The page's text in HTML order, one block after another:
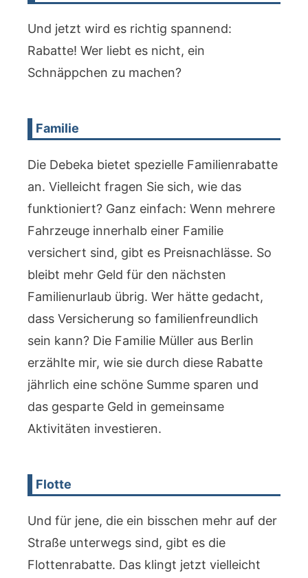
Und jetzt wird es richtig spannend:
Rabatte! Wer liebt es nicht, ein
Schnäppchen zu machen?
Familie
Die Debeka bietet spezielle Familienrabatte
an. Vielleicht fragen Sie sich, wie das
funktioniert? Ganz einfach: Wenn mehrere
Fahrzeuge innerhalb einer Familie
versichert sind, gibt es Preisnachlässe. So
bleibt mehr Geld für den nächsten
Familienurlaub übrig. Wer hätte gedacht,
dass Versicherung so familienfreundlich
sein kann? Die Familie Müller aus Berlin
erzählte mir, wie sie durch diese Rabatte
jährlich eine schöne Summe sparen und
das gesparte Geld in gemeinsame
Aktivitäten investieren.
Flotte
Und für jene, die ein bisschen mehr auf der
Straße unterwegs sind, gibt es die
Flottenrabatte. Das klingt jetzt vielleicht